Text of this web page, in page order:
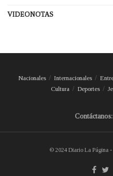
VIDEONOTAS
Nacionales Internacionales
Cultura
Deportes
© 2024 Diario La Página